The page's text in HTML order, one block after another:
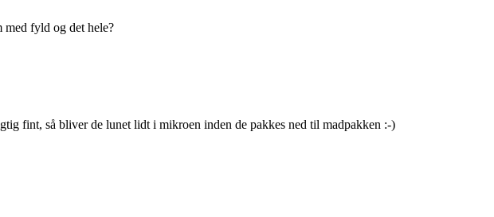
med fyld og det hele?
fint, så bliver de lunet lidt i mikroen inden de pakkes ned til madpakken :-)